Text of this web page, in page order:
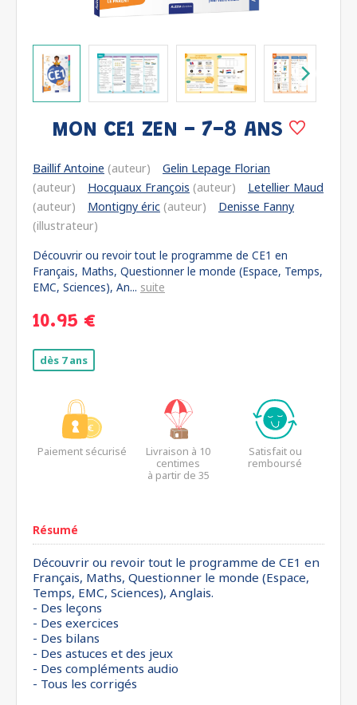
MON CE1 ZEN - 7-8 ANS
Baillif Antoine (auteur)
Gelin Lepage Florian
(auteur)
Hocquaux François (auteur)
Letellier Maud
(auteur)
Montigny éric (auteur)
Denisse Fanny
(illustrateur)
Découvrir ou revoir tout le programme de CE1 en
Français, Maths, Questionner le monde (Espace, Temps,
EMC, Sciences), An... suite
10.95 €
dès 7 ans
Paiement sécurisé
Livraison à 10
centimes
à partir de 35
Satisfait ou
remboursé
Résumé
Découvrir ou revoir tout le programme de CE1 en
Français, Maths, Questionner le monde (Espace,
Temps, EMC, Sciences), Anglais.
- Des leçons
- Des exercices
- Des bilans
- Des astuces et des jeux
- Des compléments audio
- Tous les corrigés